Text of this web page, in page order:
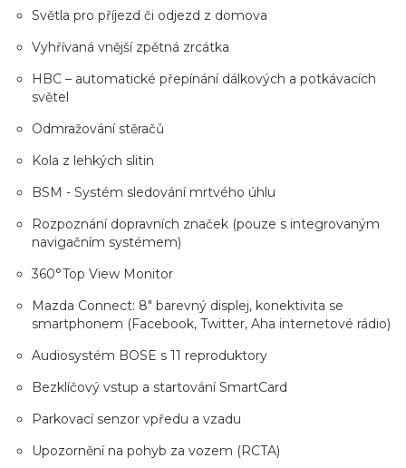
Světla pro příjezd či odjezd z domova
Vyhřívaná vnější zpětná zrcátka
HBC – automatické přepínání dálkových a potkávacích
světel
Odmražování stěračů
Kola z lehkých slitin
BSM - Systém sledování mrtvého úhlu
Rozpoznání dopravních značek (pouze s integrovaným
navigačním systémem)
360°Top View Monitor
Mazda Connect: 8" barevný displej, konektivita se
smartphonem (Facebook, Twitter, Aha internetové rádio)
Audiosystém BOSE s 11 reproduktory
Bezklíčový vstup a startování SmartCard
Parkovací senzor vpředu a vzadu
Upozornění na pohyb za vozem (RCTA)